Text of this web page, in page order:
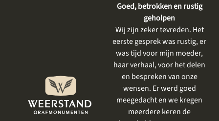
mooi vind. Het resultaat is
prachtig geworden . Ik had al
eerder iets laten uitvoeren
door Weerstand en net als
Goed, betrokken en rustig
geholpen
Wij zijn zeker tevreden. Het
eerste gesprek was rustig, er
was tijd voor mijn moeder,
haar verhaal, voor het delen
en bespreken van onze
wensen. Er werd goed
meegedacht en we kregen
meerdere keren de